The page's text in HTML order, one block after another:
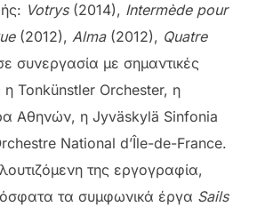
Votrys(2014), Intermède pour
(2012), Alma(2012), Quatre
συνεργασία με σημαντικές
Tonkünstler Orchester, η
Αθηνών, η Jyväskylä Sinfonia
National d’Île-de-France.
της εργογραφία,
τα συμφωνικά έργα Sails